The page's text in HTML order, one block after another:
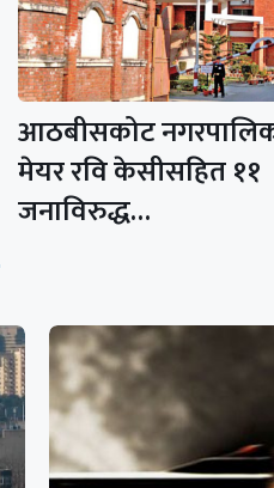
आठबीसकोट
मेयर रवि केसीसहित ११
जनाविरुद्ध…